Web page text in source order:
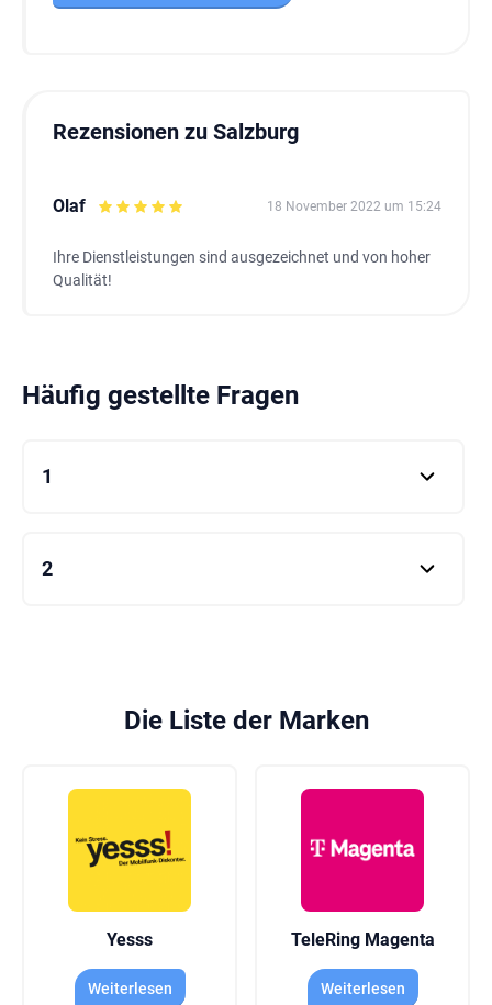
Rezensionen zu Salzburg
Olaf 18 November 2022 um 15:24
Ihre Dienstleistungen sind ausgezeichnet und von hoher
Qualität!
Häufig gestellte Fragen
1
2
Die Liste der Marken
Yesss
Weiterlesen
TeleRing Magenta
Weiterlesen